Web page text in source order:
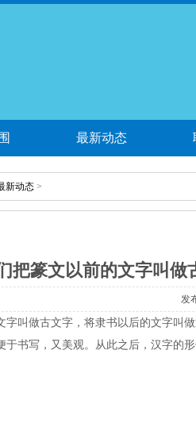
最新动态
新动态 >
把篆文以前的文字叫做
发
字叫做古文字，将隶书以后的文字叫
于书写，又美观。从此之后，汉字的